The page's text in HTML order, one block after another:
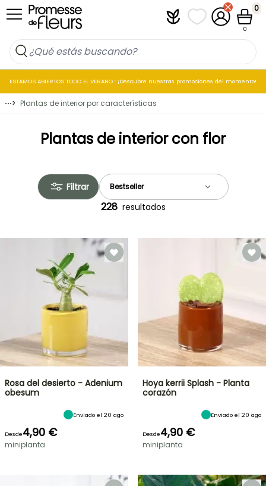
Ir al contenido PlantfitMis listas de
Mi cuenta
Cesta
0
0
ESTAMOS ABIERTOS TODO EL VERANO : ¡Descubre nuestras promociones del momento!
⋯> Plantas de interior por características
Plantas de interior con flor
Filtrar
228 resultados
Rosa del desierto - Adenium
obesum
Enviado el 20 ago
Desde4,90 €
miniplanta
Hoya kerrii Splash - Planta
corazón
Enviado el 20 ago
Desde4,90 €
miniplanta